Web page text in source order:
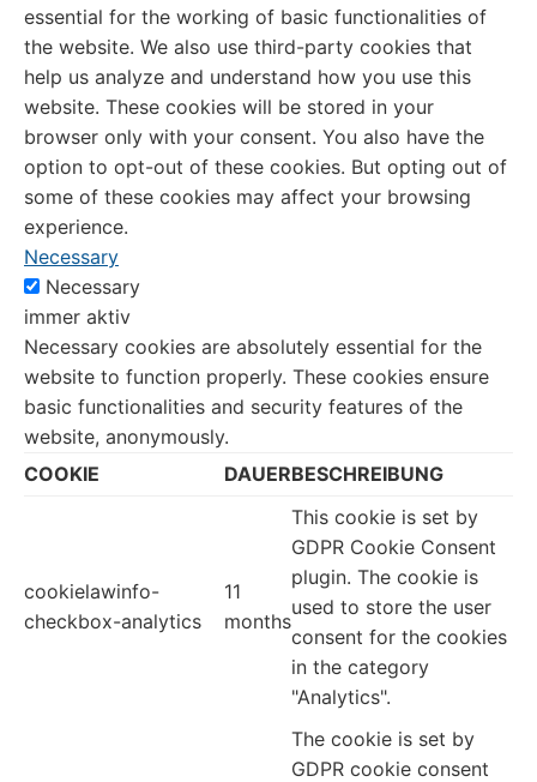
essential for the working of basic functionalities of
the website. We also use third-party cookies that
help us analyze and understand how you use this
website. These cookies will be stored in your
browser only with your consent. You also have the
option to opt-out of these cookies. But opting out of
some of these cookies may affect your browsing
experience.
Necessary
Necessary
immer aktiv
Necessary cookies are absolutely essential for the
website to function properly. These cookies ensure
basic functionalities and security features of the
website, anonymously.
COOKIE
DAUERBESCHREIBUNG
cookielawinfo-
checkbox-analytics
11
months
This cookie is set by
GDPR Cookie Consent
plugin. The cookie is
used to store the user
consent for the cookies
in the category
"Analytics".
The cookie is set by
GDPR cookie consent